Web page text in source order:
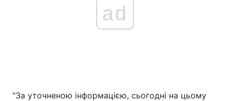
ad
"За уточненою інформацією, сьогодні на цьому